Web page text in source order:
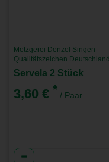
Metzgerei Denzel Singen
Qualitätszeichen Deutschland
Servela 2 Stück
3,60 € * / Paar
Anzahl